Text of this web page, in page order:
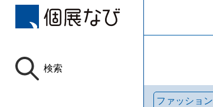
検索
ファッション